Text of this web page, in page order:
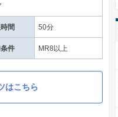
間 50分
件 MR8以上
はこちら